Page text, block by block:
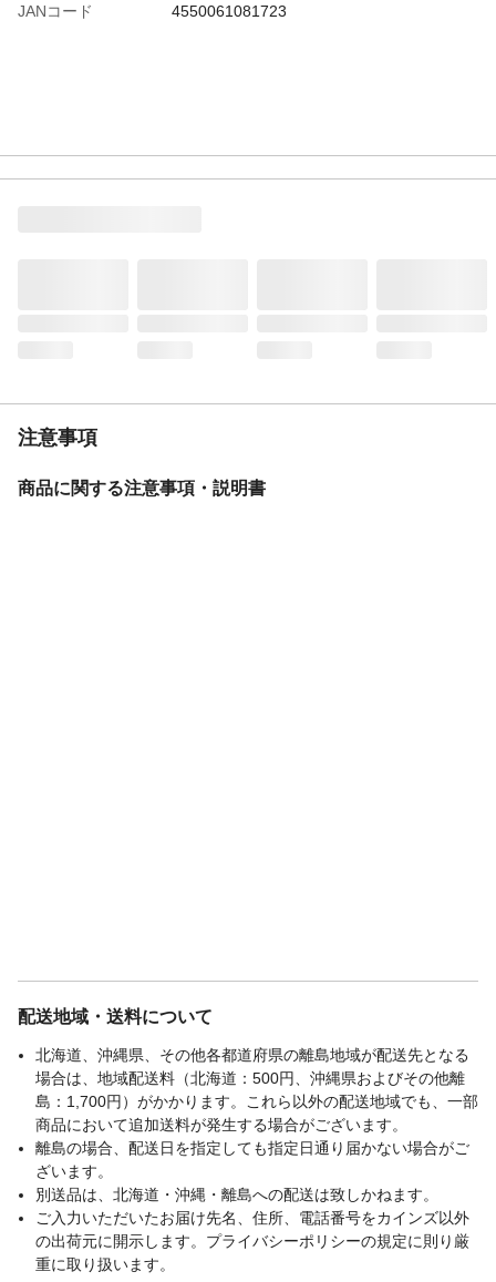
JANコード 4550061081723
注意事項
商品に関する注意事項・説明書
配送地域・送料について
北海道、沖縄県、その他各都道府県の離島地域が配送先となる
場合は、地域配送料（北海道：500円、沖縄県およびその他離
島：1,700円）がかかります。これら以外の配送地域でも、一部
商品において追加送料が発生する場合がございます。
離島の場合、配送日を指定しても指定日通り届かない場合がご
ざいます。
別送品は、北海道・沖縄・離島への配送は致しかねます。
ご入力いただいたお届け先名、住所、電話番号をカインズ以外
の出荷元に開示します。プライバシーポリシーの規定に則り厳
重に取り扱います。